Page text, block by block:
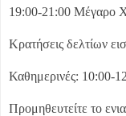
19:00-21:00 Μέγαρο
Κρατήσεις δελτίων
Καθημερινές: 10:00-
Προμηθευτείτε το